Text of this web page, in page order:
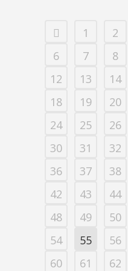
1 2
6
7 8
12
13 14
18
19 20
24
25 26
30
31 32
36
37 38
42
43 44
48
49 50
54
55 56
60
61 62